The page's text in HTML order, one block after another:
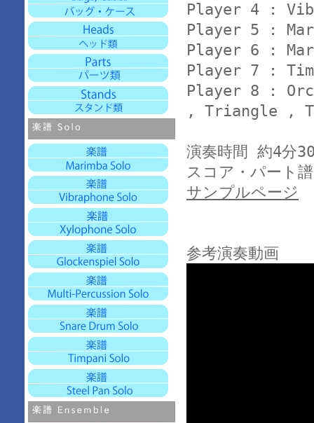
Player 4 :
Player 5 :
Player 6 :
Player 7 :
Player 8 :
, Triangle ,
演奏時間 約4分
スコア・パート
サンプルページ
参考演奏動画